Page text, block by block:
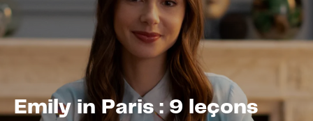
Emily in Paris : 9 leçons